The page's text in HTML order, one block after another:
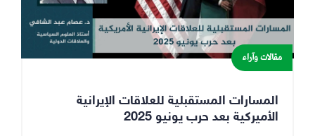
مقالات وآراء
المسارات المستقبلية للعلاقات الإيرانية
الأميركية بعد حرب يونيو 2025